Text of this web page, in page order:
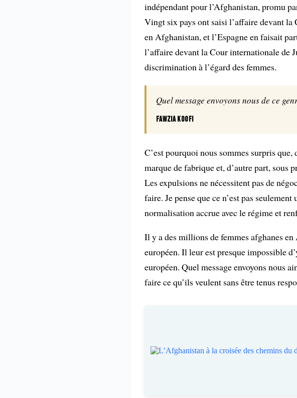
indépendant pour l’Afghanistan, promu
Vingt six pays ont saisi l’affaire devant
en Afghanistan, et l’Espagne en faisait
l’affaire devant la Cour internationale de
discrimination à l’égard des femmes.
Quel message envoyons nous de ce
Fawzia Koofi
C’est pourquoi nous sommes surpris
marque de fabrique et, d’autre part, sous
Les expulsions ne nécessitent pas de
faire. Je pense que ce n’est pas
normalisation accrue avec le régime et
Il y a des millions de femmes afghanes
européen. Il leur est presque impossible
européen. Quel message envoyons nous
faire ce qu’ils veulent sans être tenus